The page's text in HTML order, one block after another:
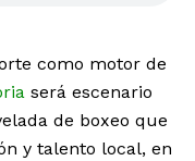
como motor de
será escenario
de boxeo que
y talento local, en